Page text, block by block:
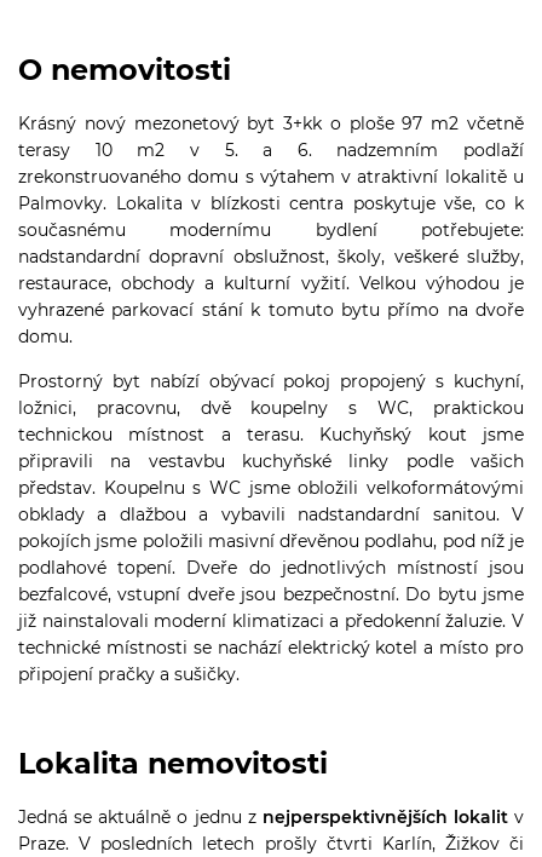
O nemovitosti
Krásný nový mezonetový byt 3+kk o ploše 97 m2 včetně
terasy 10 m2 v 5. a 6. nadzemním podlaží
zrekonstruovaného domu s výtahem v atraktivní lokalitě u
Palmovky. Lokalita v blízkosti centra poskytuje vše, co k
současnému modernímu bydlení potřebujete:
nadstandardní dopravní obslužnost, školy, veškeré služby,
restaurace, obchody a kulturní vyžití. Velkou výhodou je
vyhrazené parkovací stání k tomuto bytu přímo na dvoře
domu.
Prostorný byt nabízí obývací pokoj propojený s kuchyní,
ložnici, pracovnu, dvě koupelny s WC, praktickou
technickou místnost a terasu. Kuchyňský kout jsme
připravili na vestavbu kuchyňské linky podle vašich
představ. Koupelnu s WC jsme obložili velkoformátovými
obklady a dlažbou a vybavili nadstandardní sanitou. V
pokojích jsme položili masivní dřevěnou podlahu, pod níž je
podlahové topení. Dveře do jednotlivých místností jsou
bezfalcové, vstupní dveře jsou bezpečnostní. Do bytu jsme
již nainstalovali moderní klimatizaci a předokenní žaluzie. V
technické místnosti se nachází elektrický kotel a místo pro
připojení pračky a sušičky.
Lokalita nemovitosti
Jedná se aktuálně o jednu z nejperspektivnějších lokalitv
Praze. V posledních letech prošly čtvrti Karlín, Žižkov či